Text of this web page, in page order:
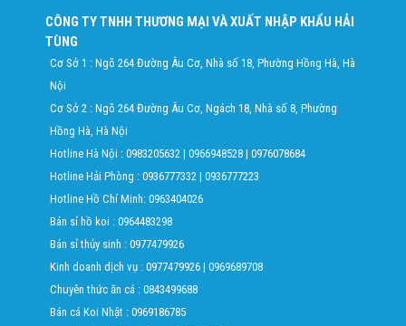
CÔNG TY TNHH THƯƠNG MẠI VÀ XUẤT NHẬP KHẨU HẢI
TÙNG
Cơ Sở 1 : Ngõ 264 Đường Âu Cơ, Nhà số 18, Phường Hồng Hà, Hà
Nội
Cơ Sở 2 : Ngõ 264 Đường Âu Cơ, Ngách 18, Nhà số 8, Phường
Hồng Hà, Hà Nội
Hotline Hà Nội : 0983205632 | 0966948528 | 0976078684
Hotline Hải Phòng : 0936777332 | 0936777223
Hotline Hồ Chí Minh: 0963404026
Bán sỉ hồ koi : 0964483298
Bán sỉ thủy sinh : 0977479926
Kinh doanh dịch vụ : 0977479926 | 0969689708
Chuyên thức ăn cá : 0843499688
Bán cá Koi Nhật : 0969186785